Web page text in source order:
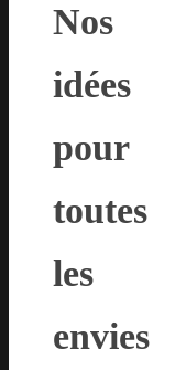
Nos
idées
pour
toutes
les
envies